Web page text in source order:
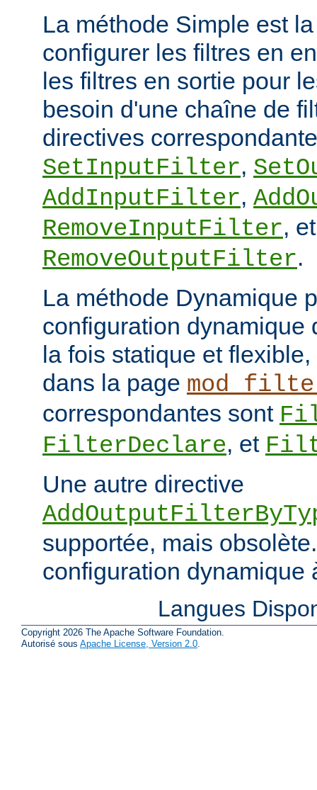
La méthode Simple est
configurer les filtres en
les filtres en sortie pour
besoin d'une chaîne de
directives
SetInputFilter,
AddInputFilter,
RemoveInputFilter, et
RemoveOutputFilter.
La méthode Dynamique
configuration dynamique
la fois statique et
dans la page
correspondantes sont
FilterDeclare, et
Une autre directive
supportée, mais
configuration dynamique
Langues
Copyright 2026 The Apache Software Foundation.
Autorisé sous Apache License, Version 2.0.